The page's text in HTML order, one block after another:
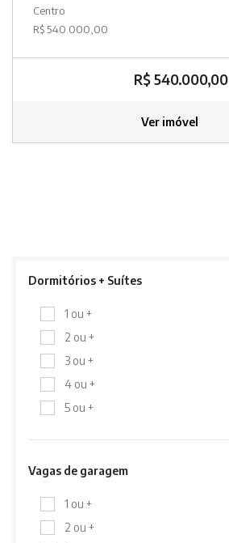
Centro
R$ 540.000,00
R$ 540.000,00
Ver imóvel
Dormitórios + Suítes
1 ou +
2 ou +
3 ou +
4 ou +
5 ou +
Vagas de garagem
1 ou +
2 ou +